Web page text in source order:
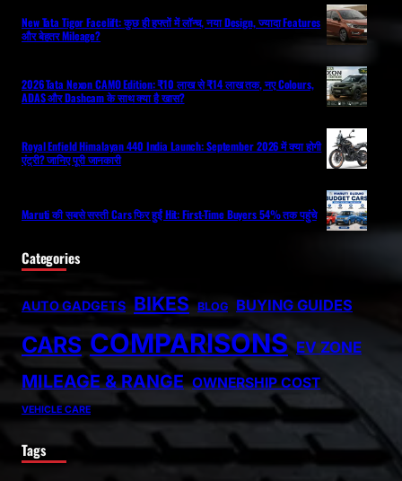
New Tata Tigor Facelift: कुछ ही हफ्तों में लॉन्च, नया Design, ज्यादा Features
और बेहतर Mileage?
2026 Tata Nexon CAMO Edition: ₹10 लाख से ₹14 लाख तक, नए Colours,
ADAS और Dashcam के साथ क्या है खास?
Royal Enfield Himalayan 440 India Launch: September 2026 में क्या होगी
एंट्री? जानिए पूरी जानकारी
Maruti की सबसे सस्ती Cars फिर हुईं Hit: First-Time Buyers 54% तक पहुंचे
Categories
AUTO GADGETS BIKES BLOG BUYING GUIDES
CARS COMPARISONS EV ZONE
MILEAGE & RANGE OWNERSHIP COST
VEHICLE CARE
Tags